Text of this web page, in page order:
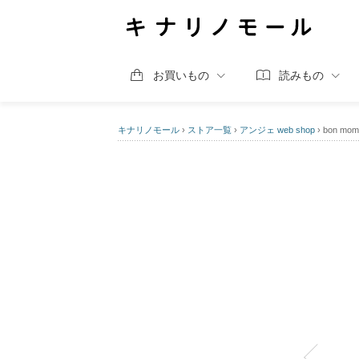
お買いもの 読みもの
キナリノモール › ストア一覧 › アンジェ web shop › bon